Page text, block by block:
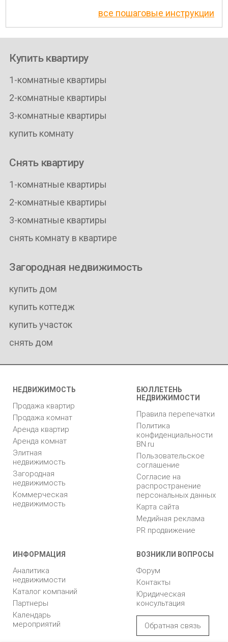
все пошаговые инструкции
Купить квартиру
1-комнатные квартиры
2-комнатные квартиры
3-комнатные квартиры
купить комнату
Снять квартиру
1-комнатные квартиры
2-комнатные квартиры
3-комнатные квартиры
снять комнату в квартире
Загородная недвижимость
купить дом
купить коттедж
купить участок
снять дом
НЕДВИЖИМОСТЬ
Продажа квартир
Продажа комнат
Аренда квартир
Аренда комнат
Элитная
недвижимость
Загородная
недвижимость
Коммерческая
недвижимость
БЮЛЛЕТЕНЬ
НЕДВИЖИМОСТИ
Правила перепечатки
Политика
конфиденциальности
BN.ru
Пользовательское
соглашение
Согласие на
распространение
персональных данных
Карта сайта
Медийная реклама
PR продвижение
ИНФОРМАЦИЯ
Аналитика
недвижимости
Каталог компаний
Партнеры
Календарь
мероприятий
ВОЗНИКЛИ ВОПРОСЫ
Форум
Контакты
Юридическая
консультация
Обратная связь